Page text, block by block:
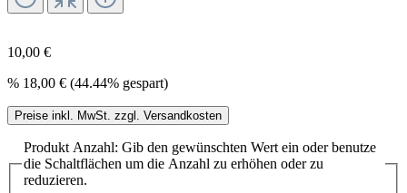
10,00 €
% 18,00 € (44.44% gespart)
Preise inkl. MwSt. zzgl. Versandkosten
Produkt Anzahl: Gib den gewünschten Wert ein oder benutze
die Schaltflächen um die Anzahl zu erhöhen oder zu
reduzieren.